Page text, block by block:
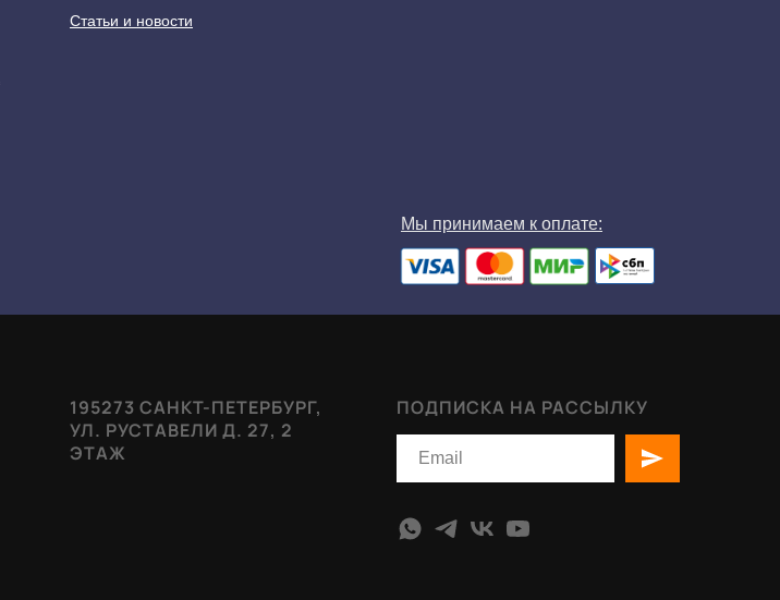
Статьи и новости
Мы принимаем к оплате:
195273 САНКТ-ПЕТЕРБУРГ,
УЛ. РУСТАВЕЛИ Д. 27, 2
ЭТАЖ
ПОДПИСКА НА РАССЫЛКУ